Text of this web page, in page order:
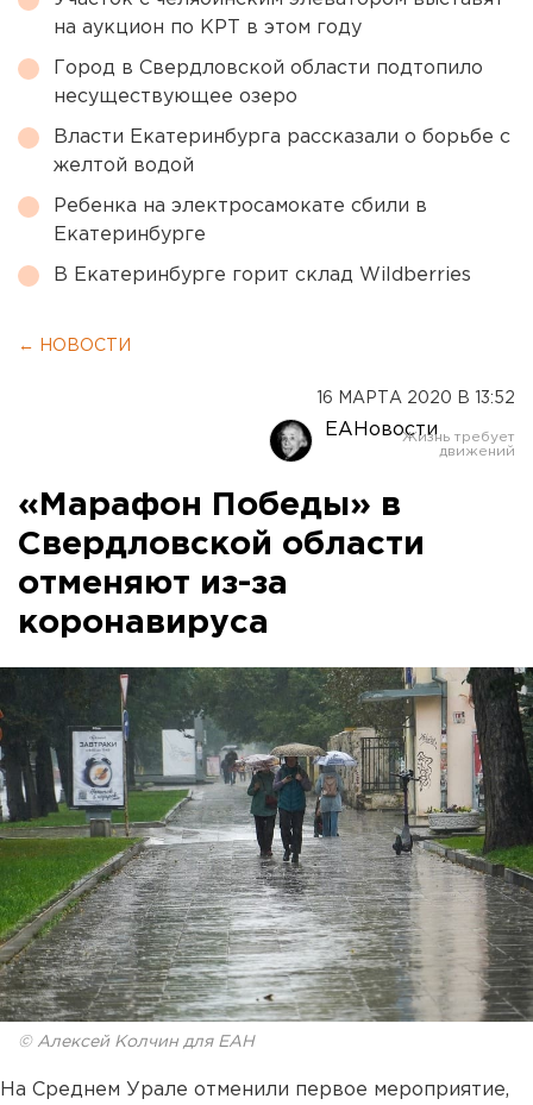
на аукцион по КРТ в этом году
Город в Свердловской области подтопило
несуществующее озеро
Власти Екатеринбурга рассказали о борьбе с
желтой водой
Ребенка на электросамокате сбили в
Екатеринбурге
В Екатеринбурге горит склад Wildberries
← НОВОСТИ
16 МАРТА 2020 В 13:52
ЕАНовости
«Марафон Победы» в
Свердловской области
отменяют из-за
коронавируса
© Алексей Колчин для ЕАН
На Среднем Урале отменили первое мероприятие,